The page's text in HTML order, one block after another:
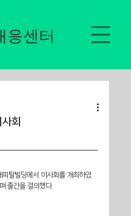
응센터
회
탈빌딩에서 이사회를 개최하였
출간을 결의했다